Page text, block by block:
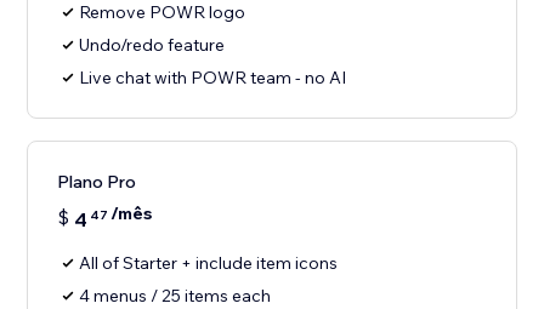
Remove POWR logo
Undo/redo feature
Live chat with POWR team - no AI
Plano Pro
$ 4 47 /mês
All of Starter + include item icons
4 menus / 25 items each